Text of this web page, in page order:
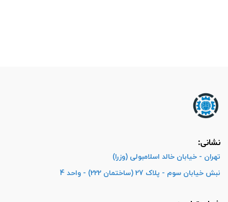
نشانی:
تهران - خیابان خالد اسلامبولی (وزرا)
نبش خیابان سوم - پلاک 27 (ساختمان 222) - واحد 4